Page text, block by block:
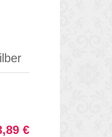
€